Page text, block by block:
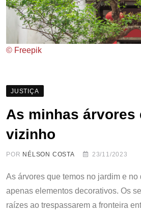
© Freepik
JUSTIÇA
As minhas árvores
vizinho
POR NÉLSON COSTA 23/11/2023
As árvores que temos no jardim e no
apenas elementos decorativos. Os
raízes ao trespassarem a fronteira